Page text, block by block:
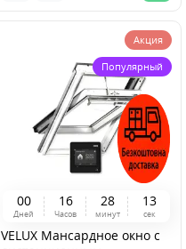
Акция
Популярный
00
Дней
16
Часов
28
минут
13
сек
VELUX Мансардное окно с